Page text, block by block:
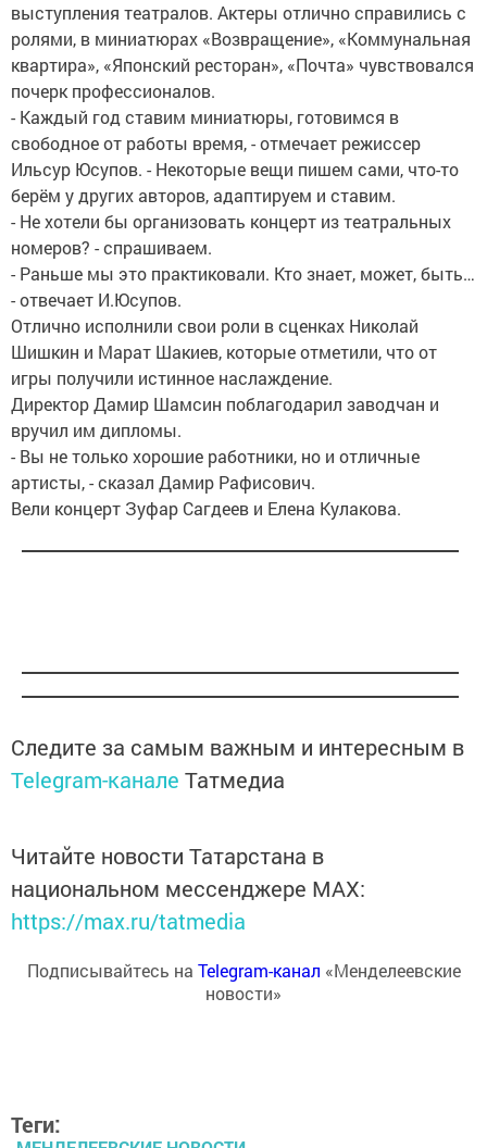
выступления театралов. Актеры отлично справились с
ролями, в миниатюрах «Возвращение», «Коммунальная
квартира», «Японский ресторан», «Почта» чувствовался
почерк профессионалов.
- Каждый год ставим миниатюры, готовимся в
свободное от работы время, - отмечает режиссер
Ильсур Юсупов. - Некоторые вещи пишем сами, что-то
берём у других авторов, адаптируем и ставим.
- Не хотели бы организовать концерт из театральных
номеров? - спрашиваем.
- Раньше мы это практиковали. Кто знает, может, быть…
- отвечает И.Юсупов.
Отлично исполнили свои роли в сценках Николай
Шишкин и Марат Шакиев, которые отметили, что от
игры получили истинное наслаждение.
Директор Дамир Шамсин поблагодарил заводчан и
вручил им дипломы.
- Вы не только хорошие работники, но и отличные
артисты, - сказал Дамир Рафисович.
Вели концерт Зуфар Сагдеев и Елена Кулакова.
Следите за самым важным и интересным в
Telegram-канале Татмедиа
Читайте новости Татарстана в
национальном мессенджере MАХ:
https://max.ru/tatmedia
Подписывайтесь на Telegram-канал «Менделеевские
новости»
Теги: